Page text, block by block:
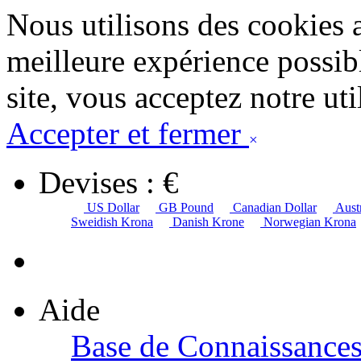
Nous utilisons des cookies
meilleure expérience
site, vous acceptez notre
Accepter et fermer ×
Devises : €
US Dollar GB Pound Canadian Dollar
Sweidish Krona
Danish Krone Norwegian Krona
Aide
Base de